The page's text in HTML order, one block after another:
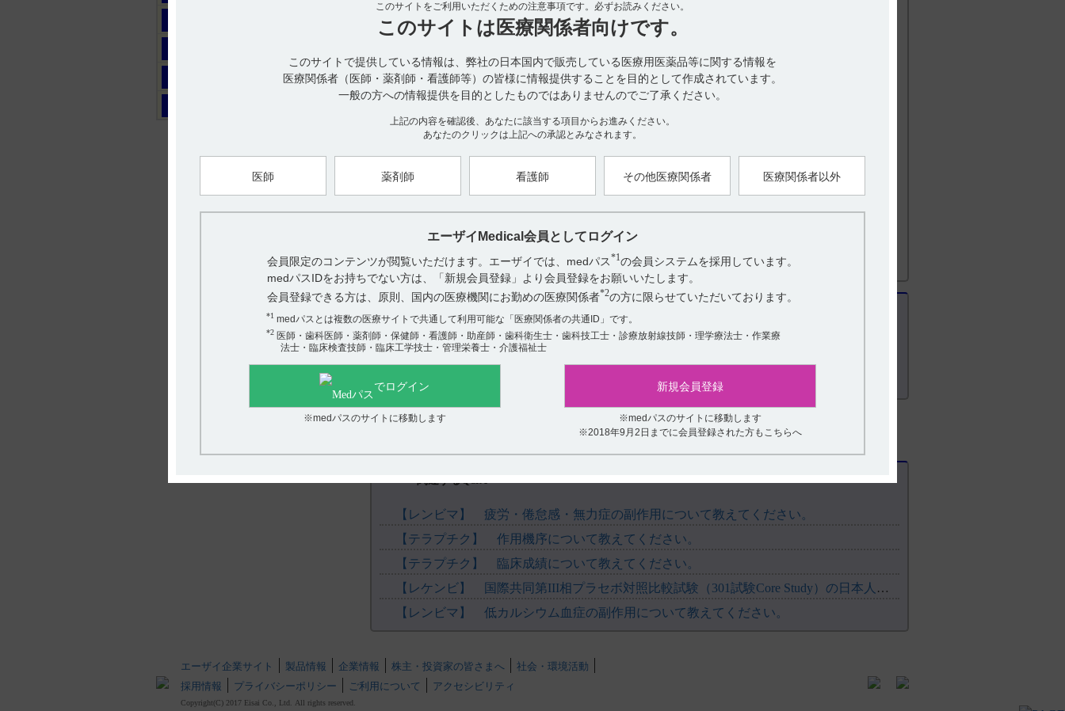
このサイトをご利用いただくための注意事項です。 必ずお読みください。
このサイトは 医療関係者向けです。
このサイトで提供している情報は、弊社の日本国内で販売している医療用医薬品等に関する情報を
医療関係者（医師・薬剤師・看護師等）の皆様に情報提供することを目的として作成されています。
一般の方への情報提供を目的としたものではありませんのでご了承ください。
上記の内容を確認後、あなたに該当する項目からお進みください。
あなたのクリックは上記への承認とみなされます。
医師 薬剤師 看護師 その他医療関係者 医療関係者以外
エーザイMedical会員としてログイン
会員限定のコンテンツが閲覧いただけます。エーザイでは、medパス*1の会員システムを採用しています。
medパスIDをお持ちでない方は、「新規会員登録」より会員登録をお願いいたします。
会員登録できる方は、原則、国内の医療機関にお勤めの医療関係者*2の方に限らせていただいております。
*1medパスとは複数の医療サイトで共通して利用可能な「医療関係者の共通ID」です。
*2医師・歯科医師・薬剤師・保健師・看護師・助産師・歯科衛生士・歯科技工士・診療放射線技師・理学療法士・作業療
法士・臨床検査技師・臨床工学技士・管理栄養士・介護福祉士
でログイン
※medパスのサイトに移動します
新規会員登録
※medパスのサイトに移動します
※2018年9月2日までに会員登録された方もこちらへ
14.1 薬剤投与時の注意
14.1.1 局所刺激作用として静注時血管外へ漏出した場合極めて激しい疼痛を訴えることがある。
14. 適用上の注意（引用2）
14.1 薬剤投与時の注意
〈皮下注射〉
〈筋肉内注射〉
14.1.2 組織・神経などへの影響を避けるため、下記の点に注意すること。
・ 同一部位への反復注射は避けること。なお、新生児、低出生体重児、乳児、小児には特に注意すること。
・ 神経走行部位を避けるよう注意すること。
1)テラプチク静注45mg電子添文 2023年7月改訂（第1版） 14．適用上の注意
2)テラプチク皮下・筋注30mg電子添文 2023年7月改訂（第1版） 14．適用上の注意
2024年11月
役に立った
役に立たなかった
関連するQ&A
【レンビマ】 疲労・倦怠感・無力症の副作用について教えてください。
【テラプチク】 作用機序について教えてください。
【テラプチク】 臨床成績について教えてください。
【レケンビ】 国際共同第III相プラセボ対照比較試験（301試験Core Study）の日本人部分集団解析の有効性...
【レンビマ】 低カルシウム血症の副作用について教えてください。
エーザイ企業サイト 製品情報 企業情報 株主・投資家の皆さまへ
社会・環境活動
採用情報
プライバシーポリシー ご利用について アクセシビリティ
Copyright(C) 2017 Eisai Co., Ltd. All rights reserved.